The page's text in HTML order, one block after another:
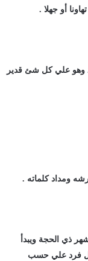
أو جهلا .
وهو علي كل شئ قدير
ومداد كلماته .
ذي الحجة ويبدأ
كل فرد علي حسب